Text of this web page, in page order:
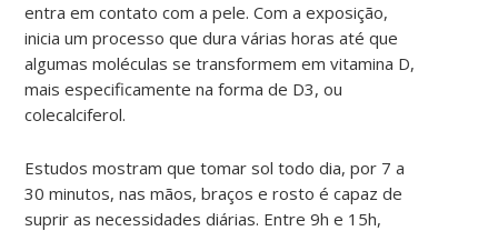
entra em contato com a pele. Com a exposição,
inicia um processo que dura várias horas até que
algumas moléculas se transformem em vitamina D,
mais especificamente na forma de D3, ou
colecalciferol.
Estudos mostram que tomar sol todo dia, por 7 a
30 minutos, nas mãos, braços e rosto é capaz de
suprir as necessidades diárias. Entre 9h e 15h,